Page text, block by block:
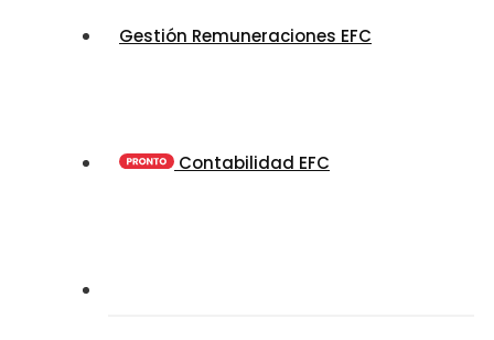
Gestión Remuneraciones EFC
Contabilidad EFC